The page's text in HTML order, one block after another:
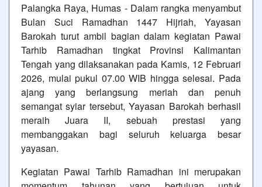
Palangka Raya, Humas - Dalam rangka menyambut
Bulan Suci Ramadhan 1447 Hijriah, Yayasan
Barokah turut ambil bagian dalam kegiatan Pawai
Tarhib Ramadhan tingkat Provinsi Kalimantan
Tengah yang dilaksanakan pada Kamis, 12 Februari
2026, mulai pukul 07.00 WIB hingga selesai. Pada
ajang yang berlangsung meriah dan penuh
semangat syiar tersebut, Yayasan Barokah berhasil
meraih Juara II, sebuah prestasi yang
membanggakan bagi seluruh keluarga besar
yayasan.
Kegiatan Pawai Tarhib Ramadhan ini merupakan